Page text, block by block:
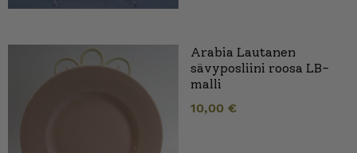
Arabia Lautanen
sävyposliini roosa LB-
malli
10,00 €